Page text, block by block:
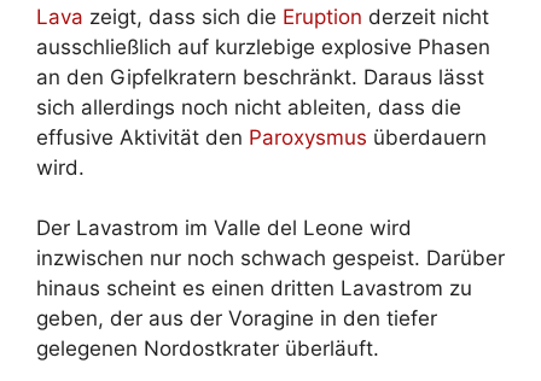
Lava zeigt, dass sich die Eruption derzeit nicht
ausschließlich auf kurzlebige explosive Phasen
an den Gipfelkratern beschränkt. Daraus lässt
sich allerdings noch nicht ableiten, dass die
effusive Aktivität den Paroxysmus überdauern
wird.
Der Lavastrom im Valle del Leone wird
inzwischen nur noch schwach gespeist. Darüber
hinaus scheint es einen dritten Lavastrom zu
geben, der aus der Voragine in den tiefer
gelegenen Nordostkrater überläuft.